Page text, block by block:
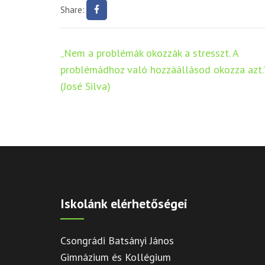
Share:
Bejegyzés
navigáció
„Nem a problémák okozzák a stresszt. A
problémádhoz való hozzáállásod okozza
(José Silva)
Iskolánk elérhetőségei
Csongrádi Batsányi János
Gimnázium és Kollégium